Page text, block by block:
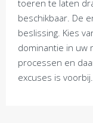
toeren te laten
beschikbaar. De
beslissing. Kies
dominantie in uw
processen en
excuses is